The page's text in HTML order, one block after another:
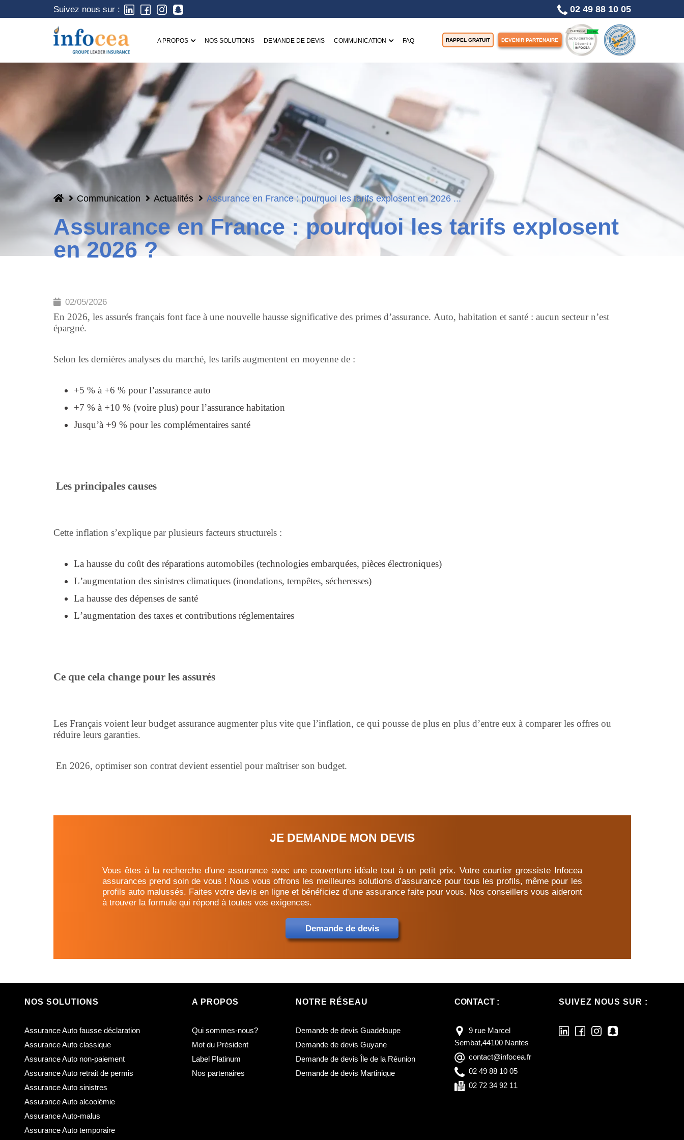
Suivez nous sur : 02 49 88 10 05
A PROPOS NOS SOLUTIONS DEMANDE DE DEVIS COMMUNICATION FAQ RAPPEL GRATUIT DEVENIR PARTENAIRE
Communication Actualités Assurance en France : pourquoi les tarifs explosent en 2026 ...
Assurance en France : pourquoi les tarifs explosent
en 2026 ?
02/05/2026
En 2026, les assurés français font face à une nouvelle hausse significative des primes d’assurance. Auto, habitation et santé : aucun secteur n’est
épargné.
Selon les dernières analyses du marché, les tarifs augmentent en moyenne de :
+5 % à +6 % pour l’assurance auto
+7 % à +10 % (voire plus) pour l’assurance habitation
Jusqu’à +9 % pour les complémentaires santé
Les principales causes
Cette inflation s’explique par plusieurs facteurs structurels :
La hausse du coût des réparations automobiles (technologies embarquées, pièces électroniques)
L’augmentation des sinistres climatiques (inondations, tempêtes, sécheresses)
La hausse des dépenses de santé
L’augmentation des taxes et contributions réglementaires
Ce que cela change pour les assurés
Les Français voient leur budget assurance augmenter plus vite que l’inflation, ce qui pousse de plus en plus d’entre eux à comparer les offres ou
réduire leurs garanties.
En 2026, optimiser son contrat devient essentiel pour maîtriser son budget.
JE DEMANDE MON DEVIS
Vous êtes à la recherche d'une assurance avec une couverture idéale tout à un petit prix. Votre courtier grossiste Infocea
assurances prend soin de vous ! Nous vous offrons les meilleures solutions d’assurance pour tous les profils, même pour les
profils auto malussés. Faites votre devis en ligne et bénéficiez d’une assurance faite pour vous. Nos conseillers vous aideront
à trouver la formule qui répond à toutes vos exigences.
Demande de devis
NOS SOLUTIONS
Assurance Auto fausse déclaration
Assurance Auto classique
Assurance Auto non-paiement
Assurance Auto retrait de permis
Assurance Auto sinistres
Assurance Auto alcoolémie
Assurance Auto-malus
Assurance Auto temporaire
A PROPOS
Qui sommes-nous?
Mot du Président
Label Platinum
Nos partenaires
NOTRE RÉSEAU
Demande de devis Guadeloupe
Demande de devis Guyane
Demande de devis Île de la Réunion
Demande de devis Martinique
CONTACT :
9 rue Marcel
Sembat,44100 Nantes
contact@infocea.fr
02 49 88 10 05
02 72 34 92 11
SUIVEZ NOUS SUR :